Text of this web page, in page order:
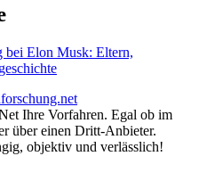
bei Elon Musk: Eltern,
Ihre Vorfahren. Egal ob im
über einen Dritt-Anbieter.
objektiv und verlässlich!